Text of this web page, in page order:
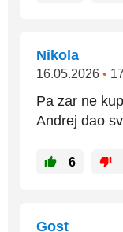
Nikola
16.05.2026 •
Pa zar ne
Andrej dao
6
Gost